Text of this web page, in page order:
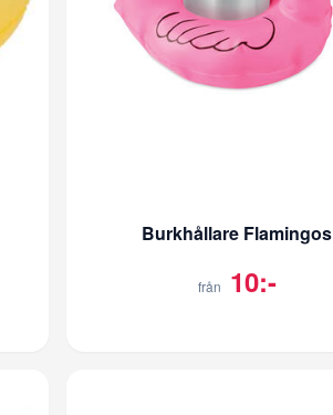
Burkhållare Flamingos
från 10:-